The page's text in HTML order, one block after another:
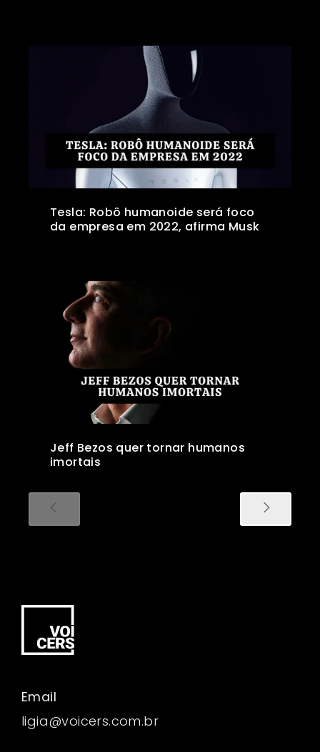
Tesla: Robô humanoide será foco
da empresa em 2022, afirma Musk
Jeff Bezos quer tornar humanos
imortais
Email
ligia@voicers.com.br